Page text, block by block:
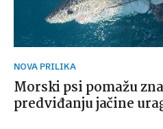
NOVA PRILIKA
Morski psi pomažu
predviđanju jačine